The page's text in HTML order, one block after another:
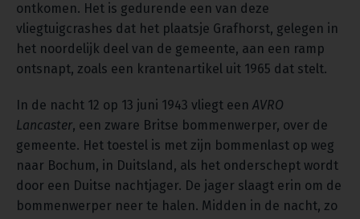
ontkomen. Het is gedurende een van deze
vliegtuigcrashes dat het plaatsje Grafhorst, gelegen in
het noordelijk deel van de gemeente, aan een ramp
ontsnapt, zoals een krantenartikel uit 1965 dat stelt.
In de nacht 12 op 13 juni 1943 vliegt een AVRO
Lancaster, een zware Britse bommenwerper, over de
gemeente. Het toestel is met zijn bommenlast op weg
naar Bochum, in Duitsland, als het onderschept wordt
door een Duitse nachtjager. De jager slaagt erin om de
bommenwerper neer te halen. Midden in de nacht, zo